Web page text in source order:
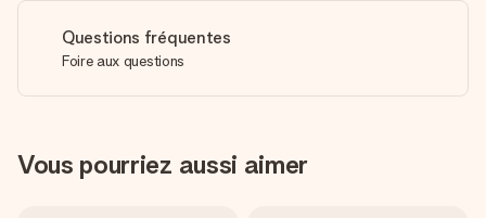
Questions fréquentes
Foire aux questions
Vous pourriez aussi aimer